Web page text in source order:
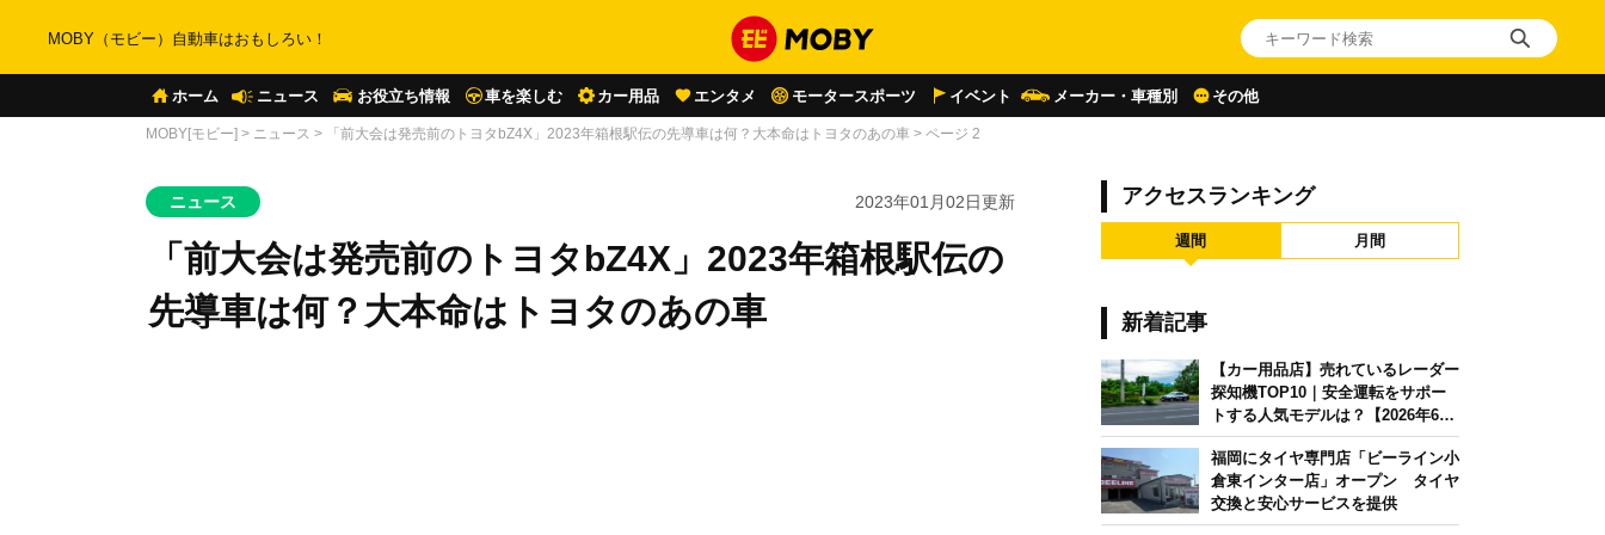
MOBY（モビー）自動車はおもしろい！
ホーム ニュース お役立ち情報 車を楽しむ カー用品 エンタメ モータースポーツ イベント メーカー・車種別 その他
MOBY[モビー] > ニュース > 「前大会は発売前のトヨタbZ4X」2023年箱根駅伝の先導車は何？大本命はトヨタのあの車 > ページ 2
ニュース 2023年01月02日更新
「前大会は発売前のトヨタbZ4X」2023年箱根駅伝の
先導車は何？大本命はトヨタのあの車
アクセスランキング
週間 月間
新着記事
【カー用品店】売れているレーダー
探知機TOP10｜安全運転をサポー
トする人気モデルは？【2026年6月
版】
福岡にタイヤ専門店「ビーライン小
倉東インター店」オープン タイヤ
交換と安心サービスを提供